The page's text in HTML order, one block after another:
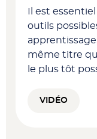
Il est
outils
même titre
le plus tôt
VIDÉO